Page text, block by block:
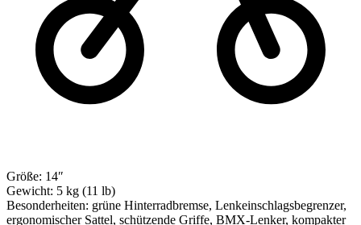
Größe: 14″
Gewicht: 5 kg (11 lb)
Besonderheiten: grüne Hinterradbremse, Lenkeinschlagsbegrenzer,
ergonomischer Sattel, schützende Griffe, BMX-Lenker, kompakter